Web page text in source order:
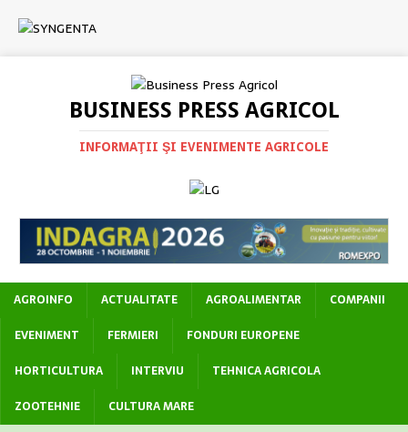
BUSINESS PRESS AGRICOL
INFORMAŢII ŞI EVENIMENTE AGRICOLE
AGROINFO ACTUALITATE AGROALIMENTAR
COMPANII
EVENIMENT
FERMIERI
FONDURI EUROPENE
HORTICULTURA
INTERVIU
TEHNICA AGRICOLA
ZOOTEHNIE
CULTURA MARE